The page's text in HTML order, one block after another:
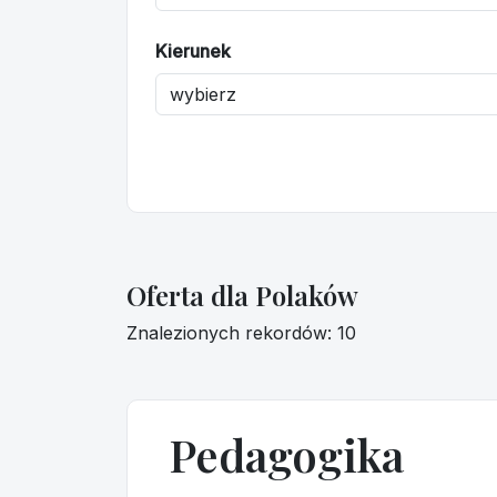
Kierunek
Oferta dla Polaków
Znalezionych rekordów: 10
Pedagogika